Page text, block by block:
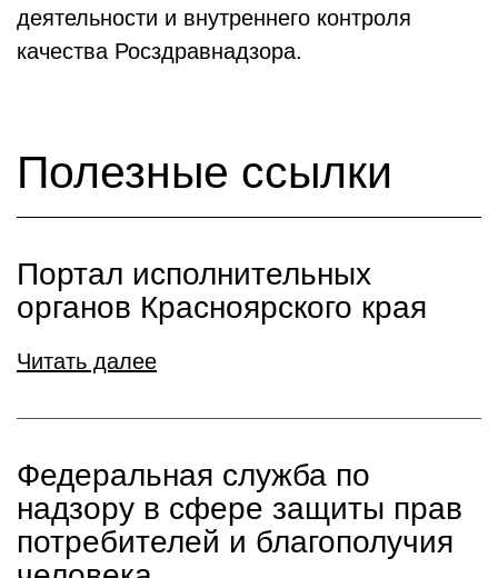
деятельности и внутреннего контроля
качества Росздравнадзора.
Полезные ссылки
Портал исполнительных
органов Красноярского края
Читать далее
Федеральная служба по
надзору в сфере защиты прав
потребителей и благополучия